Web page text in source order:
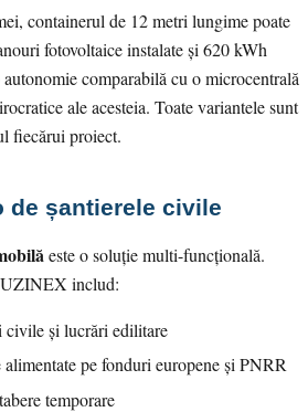
containerul de 12 metri lungime poate
fotovoltaice instalate și 620 kWh
comparabilă cu o microcentrală
ale acesteia. Toate variantele sunt
fiecărui proiect.
șantierele civile
este o soluție multi-funcțională.
includ:
civile și lucrări edilitare
pe fonduri europene și PNRR
temporare